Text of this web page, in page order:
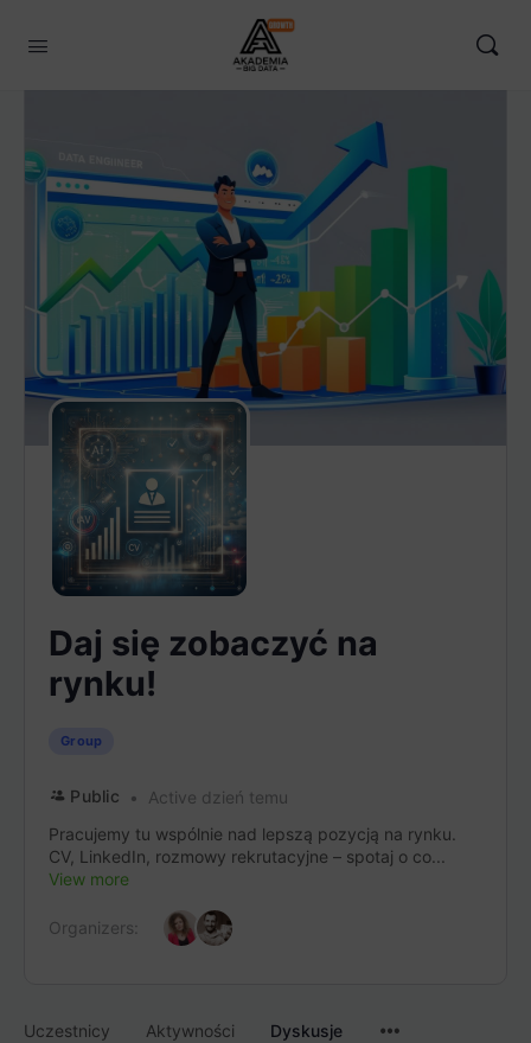
Daj się zobaczyć na
rynku!
Group
Public
Active dzień temu
Pracujemy tu wspólnie nad lepszą pozycją na rynku.
CV, LinkedIn, rozmowy rekrutacyjne – spotaj o co...
View more
Organizers:
Uczestnicy Aktywności Dyskusje